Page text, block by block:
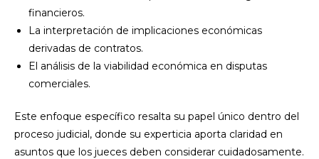
financieros.
La interpretación de implicaciones económicas
derivadas de contratos.
El análisis de la viabilidad económica en disputas
comerciales.
Este enfoque específico resalta su papel único dentro del
proceso judicial, donde su experticia aporta claridad en
asuntos que los jueces deben considerar cuidadosamente.